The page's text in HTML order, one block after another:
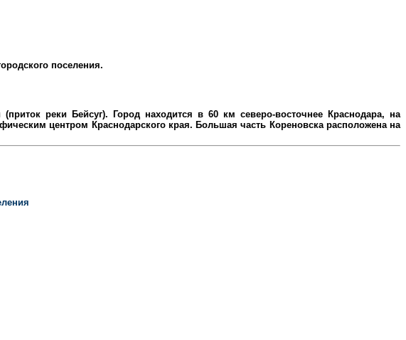
поселения.
реки Бейсуг). Город находится в 60 км северо-восточнее Краснодара, на
центром Краснодарского края. Большая часть Кореновска расположена на